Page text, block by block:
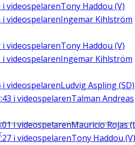
i videospelarenTony Haddou (V)
i videospelarenIngemar Kihlström
i videospelarenTony Haddou (V)
i videospelarenIngemar Kihlström
i videospelarenLudvig Aspling (SD)
i videospelarenTalman Andreas
i videospelarenMauricio Rojas
i videospelarenTony Haddou (V)